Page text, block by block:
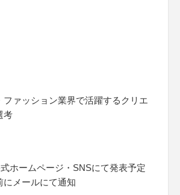
ファッション業界で活躍するクリエ
考
ホームページ・SNSにて発表予定
メールにて通知